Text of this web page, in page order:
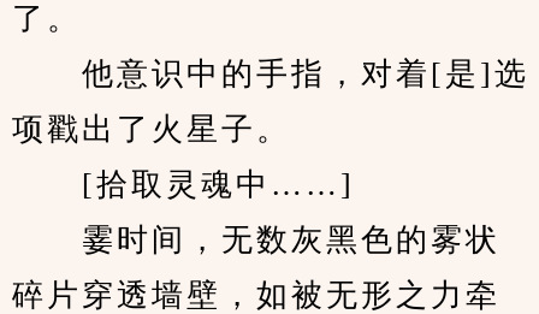
了。
他意识中的手指，对着[是]选
项戳出了火星子。
[拾取灵魂中……]
霎时间，无数灰黑色的雾状
碎片穿透墙壁，如被无形之力牵